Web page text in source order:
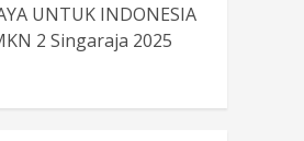
UNTUK INDONESIA
2 Singaraja 2025